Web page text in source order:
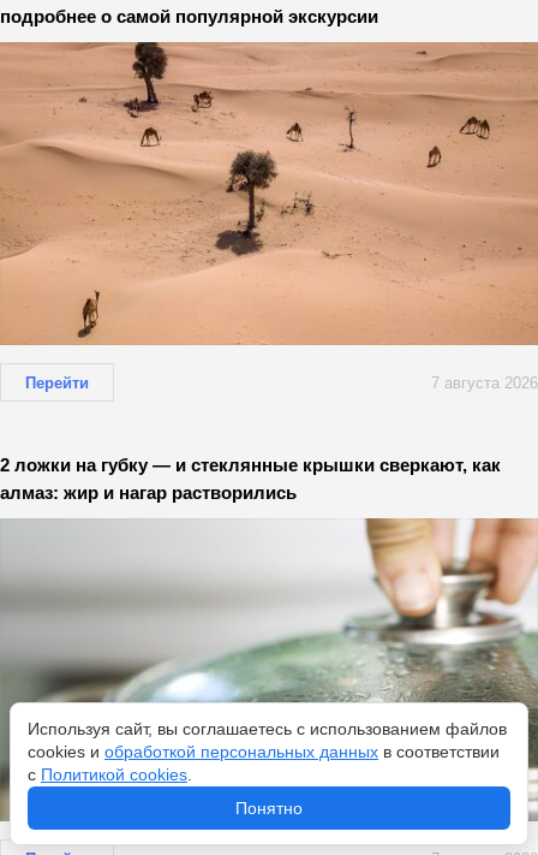
подробнее о самой популярной экскурсии
Перейти 7 августа 2026
2 ложки на губку — и стеклянные крышки сверкают, как
алмаз: жир и нагар растворились
Используя сайт, вы соглашаетесь с использованием файлов
cookies и обработкой персональных данных в соответствии
с Политикой cookies
Понятно